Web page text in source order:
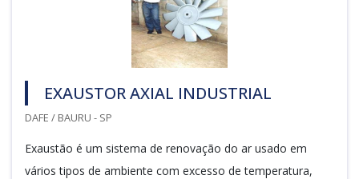
EXAUSTOR AXIAL INDUSTRIAL
DAFE / BAURU - SP
Exaustão é um sistema de renovação do ar usado em
vários tipos de ambiente com excesso de temperatura,